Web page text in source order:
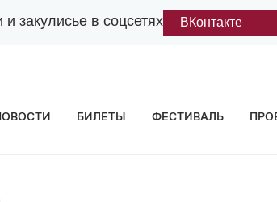
и закулисье в соцсетях ВКонтакте
БИЛЕТЫ ФЕСТИВАЛЬ